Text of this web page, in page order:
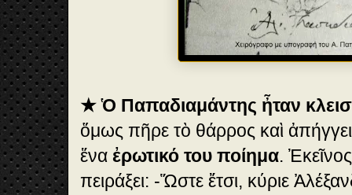
★Ὁ Παπαδιαμάντης ἦταν
ὅμως πῆρε τὸ θάρρος καὶ
ἕνα ἐρωτικό του ποίημα.
πειράξει: -Ὥστε ἔτσι, κύριε